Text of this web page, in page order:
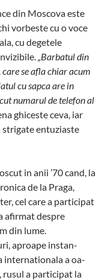
din Mos­co­va este
vor­beste cu o voce
cu degetele
„Barbatul din
se afla chiar acum
cu sapca are in
numarul de telefon al
ghiceste ceva, iar
strigate entuziaste
in anii ’70 cand, la
de la Praga,
cel care a participat
afirmat des­pre
din lume.
aproape instan­
internationala a oa­
a par­ticipat la